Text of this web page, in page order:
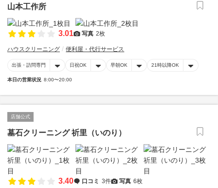
山本工作所
3.01 写真 2枚
ハウスクリーニング 便利屋・代行サービス
出張・訪問専門 日祝OK 早朝OK 21時以降OK
本日の営業状況 8:00〜20:00
店舗公式
墓石クリーニング 祈里（いのり）
3.40 口コミ 3件 写真 6枚